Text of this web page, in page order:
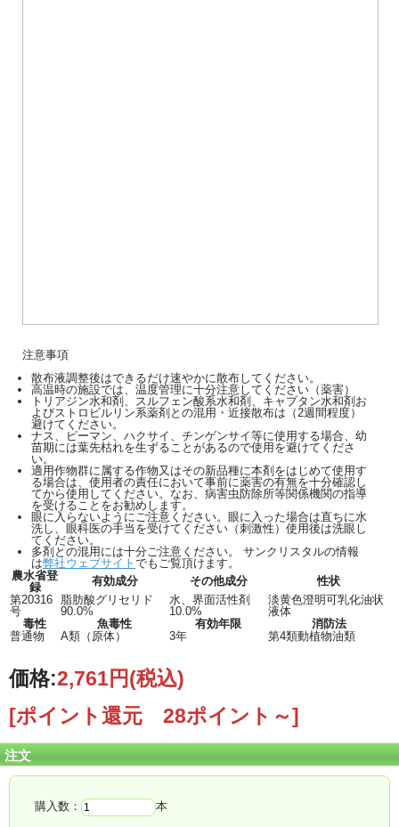
注意事項
散布液調整後はできるだけ速やかに散布してください。
高温時の施設では、温度管理に十分注意してください（薬害）
トリアジン水和剤、スルフェン酸系水和剤、キャプタン水和剤お
よびストロビルリン系薬剤との混用・近接散布は（2週間程度）
避けてください。
ナス、ピーマン、ハクサイ、チンゲンサイ等に使用する場合、幼
苗期には葉先枯れを生ずることがあるので使用を避けてくださ
い。
適用作物群に属する作物又はその新品種に本剤をはじめて使用す
る場合は、使用者の責任において事前に薬害の有無を十分確認し
てから使用してください。なお、病害虫防除所等関係機関の指導
を受けることをお勧めします。
眼に入らないようにご注意ください。眼に入った場合は直ちに水
洗し、眼科医の手当を受けてください（刺激性）使用後は洗眼し
てください。
多剤との混用には十分ご注意ください。 サンクリスタルの情報
は弊社ウェブサイト でもご覧頂けます。
農水省登
録
有効成分 その他成分
性状
第20316
号
脂肪酸グリセリド
90.0%
水、界面活性剤
10.0%
淡黄色澄明可乳化油状
液体
毒性
魚毒性 有効年限
消防法
普通物
A類（原体） 3年 第4類動植物油類
価格:2,761円(税込)
[ポイント還元 28ポイント～]
注文
購入数： 本